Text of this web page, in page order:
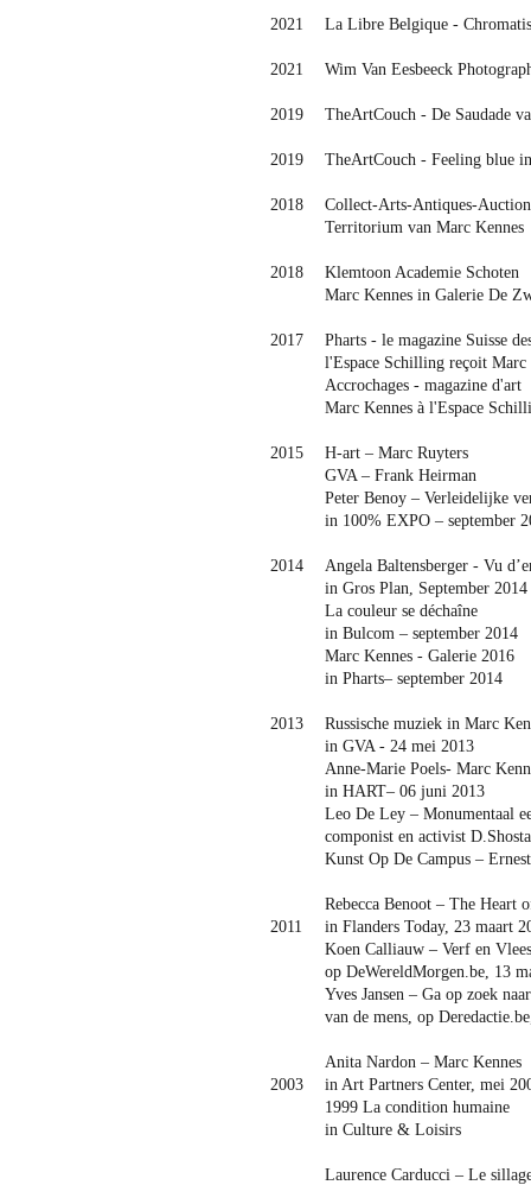
2021
2021
2019
2019
2018
2018
2017
2015
2014
2013
2011
2003
La Libre Belgique -
Wim Van Eesbeeck
TheArtCouch - De Saudade
TheArtCouch - Feeling blue
Collect-Arts-Antiques-
Territorium van Marc Kennes
Klemtoon Academie Schoten
Marc Kennes in Galerie De
Pharts - le magazine Suisse
l'Espace Schilling reçoit Marc
Accrochages - magazine d'art
Marc Kennes à l'Espace
H-art – Marc Ruyters
GVA – Frank Heirman
Peter Benoy – Verleidelijke
in 100% EXPO – september
Angela Baltensberger - Vu
in Gros Plan, September 2014
La couleur se déchaîne
in Bulcom – september 2014
Marc Kennes - Galerie 2016
in Pharts– september 2014
Russische muziek in Marc
in GVA - 24 mei 2013
Anne-Marie Poels- Marc
in HART– 06 juni 2013
Leo De Ley – Monumentaal
componist en activist
Kunst Op De Campus –
Rebecca Benoot – The Heart
in Flanders Today, 23 maart
Koen Calliauw – Verf en
op DeWereldMorgen.be, 13
Yves Jansen – Ga op zoek
van de mens, op
Anita Nardon – Marc Kennes
in Art Partners Center, mei
1999 La condition humaine
in Culture & Loisirs
Laurence Carducci – Le